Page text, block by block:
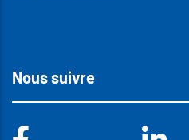
Nous suivre